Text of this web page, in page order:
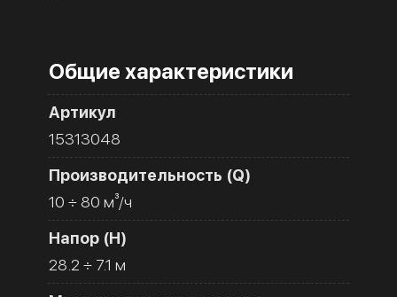
Общие характеристики
Артикул
15313048
Производительность (Q)
10 ÷ 80 м³/ч
Напор (H)
28.2 ÷ 7.1 м